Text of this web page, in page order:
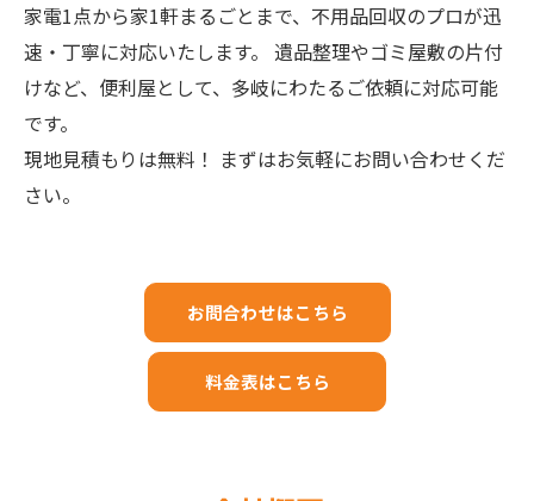
家電1点から家1軒まるごとまで、不用品回収のプロが迅
速・丁寧に対応いたします。 遺品整理やゴミ屋敷の片付
けなど、便利屋として、多岐にわたるご依頼に対応可能
です。
現地見積もりは無料！ まずはお気軽にお問い合わせくだ
さい。
お問合わせはこちら
料金表はこちら